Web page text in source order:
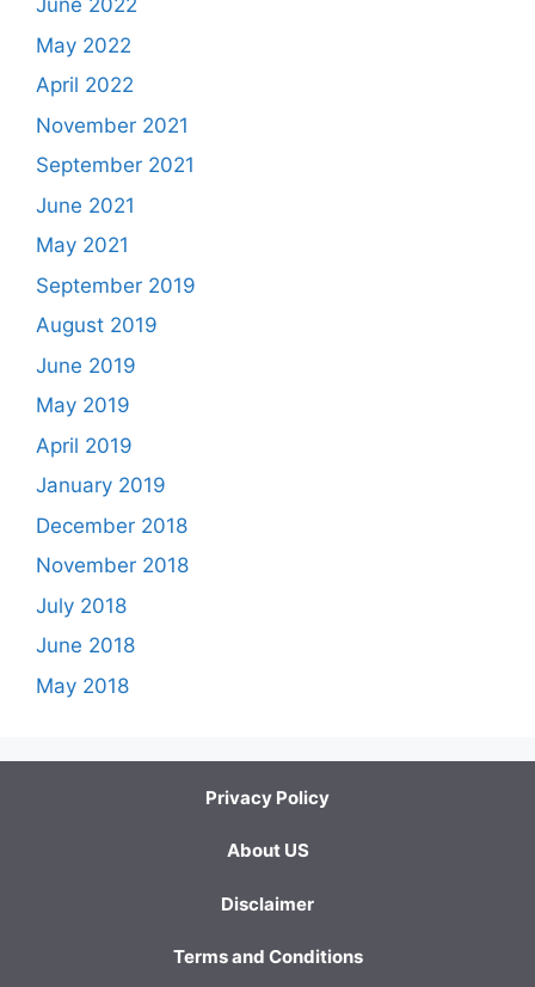
June 2022
May 2022
April 2022
November 2021
September 2021
June 2021
May 2021
September 2019
August 2019
June 2019
May 2019
April 2019
January 2019
December 2018
November 2018
July 2018
June 2018
May 2018
Privacy Policy
About US
Disclaimer
Terms and Conditions